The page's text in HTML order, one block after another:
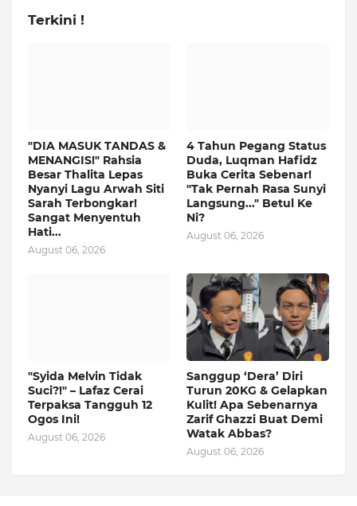
Terkini !
"DIA MASUK TANDAS &
MENANGIS!" Rahsia
Besar Thalita Lepas
Nyanyi Lagu Arwah Siti
Sarah Terbongkar!
Sangat Menyentuh
Hati...
August 06, 2026
4 Tahun Pegang Status
Duda, Luqman Hafidz
Buka Cerita Sebenar!
"Tak Pernah Rasa Sunyi
Langsung..." Betul Ke
Ni?
August 06, 2026
"Syida Melvin Tidak
Suci?!" – Lafaz Cerai
Terpaksa Tangguh 12
Ogos Ini!
August 06, 2026
Sanggup ‘Dera’ Diri
Turun 20KG & Gelapkan
Kulit! Apa Sebenarnya
Zarif Ghazzi Buat Demi
Watak Abbas?
August 06, 2026